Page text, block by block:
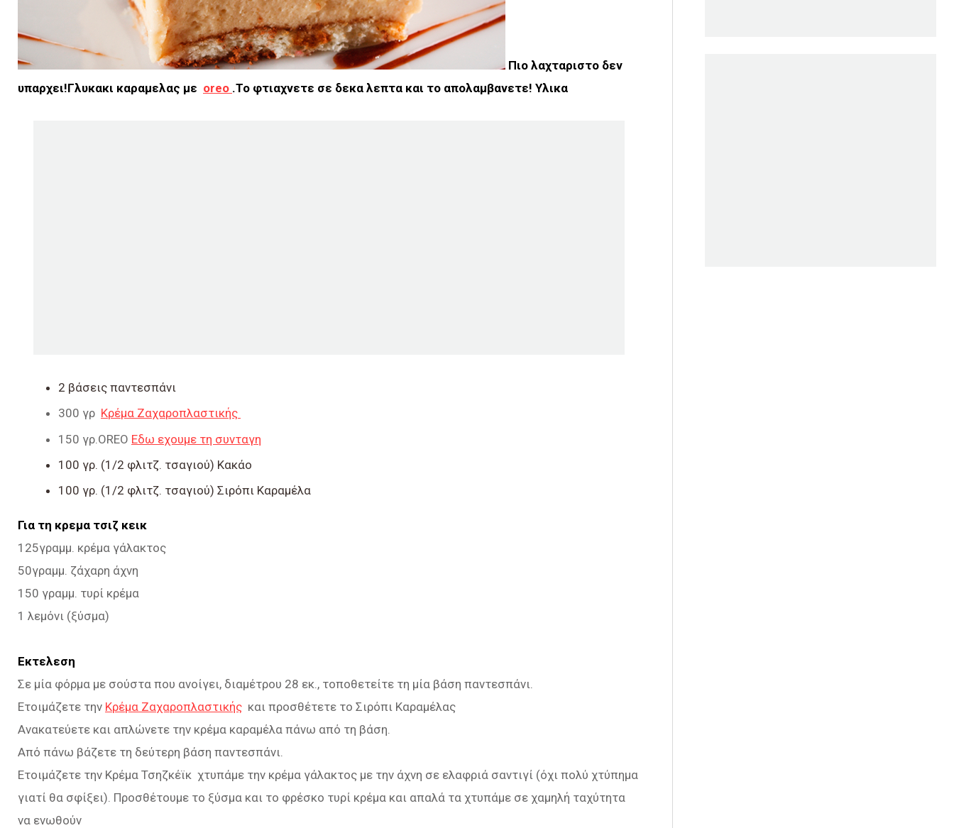
Πιο λαχταριστο δεν
υπαρχει!Γλυκακι καραμελας με oreo .Το φτιαχνετε σε δεκα λεπτα και το απολαμβανετε! Υλικα
2 βάσεις παντεσπάνι
300 γρ Κρέμα Ζαχαροπλαστικής
150 γρ.OREO Εδω εχουμε τη συνταγη
100 γρ. (1/2 φλιτζ. τσαγιού) Κακάο
100 γρ. (1/2 φλιτζ. τσαγιού) Σιρόπι Καραμέλα
Για τη κρεμα τσιζ κεικ
125γραμμ. κρέμα γάλακτος
50γραμμ. ζάχαρη άχνη
150 γραμμ. τυρί κρέμα
1 λεμόνι (ξύσμα)
Εκτελεση
Σε μία φόρμα με σούστα που ανοίγει, διαμέτρου 28 εκ., τοποθετείτε τη μία βάση παντεσπάνι.
Ετοιμάζετε την Κρέμα Ζαχαροπλαστικής και προσθέτετε το Σιρόπι Καραμέλας
Ανακατεύετε και απλώνετε την κρέμα καραμέλα πάνω από τη βάση.
Από πάνω βάζετε τη δεύτερη βάση παντεσπάνι.
Ετοιμάζετε την Κρέμα Τσηζκέϊκ χτυπάμε την κρέμα γάλακτος με την άχνη σε ελαφριά σαντιγί (όχι πολύ χτύπημα
γιατί θα σφίξει). Προσθέτουμε το ξύσμα και το φρέσκο τυρί κρέμα και απαλά τα χτυπάμε σε χαμηλή ταχύτητα
να ενωθούν